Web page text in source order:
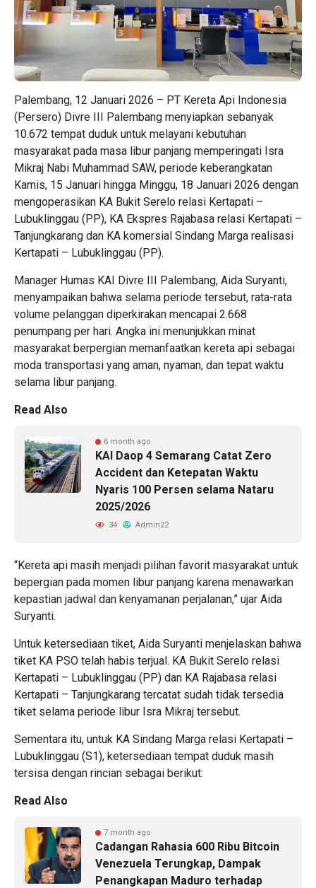
Palembang, 12 Januari 2026 – PT Kereta Api Indonesia
(Persero) Divre III Palembang menyiapkan sebanyak
10.672 tempat duduk untuk melayani kebutuhan
masyarakat pada masa libur panjang memperingati Isra
Mikraj Nabi Muhammad SAW, periode keberangkatan
Kamis, 15 Januari hingga Minggu, 18 Januari 2026 dengan
mengoperasikan KA Bukit Serelo relasi Kertapati –
Lubuklinggau (PP), KA Ekspres Rajabasa relasi Kertapati –
Tanjungkarang dan KA komersial Sindang Marga realisasi
Kertapati – Lubuklinggau (PP).
Manager Humas KAI Divre III Palembang, Aida Suryanti,
menyampaikan bahwa selama periode tersebut, rata-rata
volume pelanggan diperkirakan mencapai 2.668
penumpang per hari. Angka ini menunjukkan minat
masyarakat berpergian memanfaatkan kereta api sebagai
moda transportasi yang aman, nyaman, dan tepat waktu
selama libur panjang.
Read Also
6 month ago
KAI Daop 4 Semarang Catat Zero
Accident dan Ketepatan Waktu
Nyaris 100 Persen selama Nataru
2025/2026
34 Admin22
“Kereta api masih menjadi pilihan favorit masyarakat untuk
bepergian pada momen libur panjang karena menawarkan
kepastian jadwal dan kenyamanan perjalanan,” ujar Aida
Suryanti.
Untuk ketersediaan tiket, Aida Suryanti menjelaskan bahwa
tiket KA PSO telah habis terjual. KA Bukit Serelo relasi
Kertapati – Lubuklinggau (PP) dan KA Rajabasa relasi
Kertapati – Tanjungkarang tercatat sudah tidak tersedia
tiket selama periode libur Isra Mikraj tersebut.
Sementara itu, untuk KA Sindang Marga relasi Kertapati –
Lubuklinggau (S1), ketersediaan tempat duduk masih
tersisa dengan rincian sebagai berikut:
Read Also
7 month ago
Cadangan Rahasia 600 Ribu Bitcoin
Venezuela Terungkap, Dampak
Penangkapan Maduro terhadap